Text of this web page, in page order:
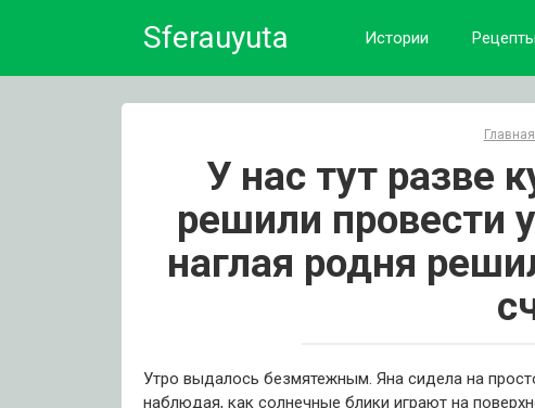
Sferauyuta Истории Рецепты
У нас тут разве
решили провести
наглая родня
Утро выдалось безмятежным. Яна сидела на
наблюдая, как солнечные блики играют на